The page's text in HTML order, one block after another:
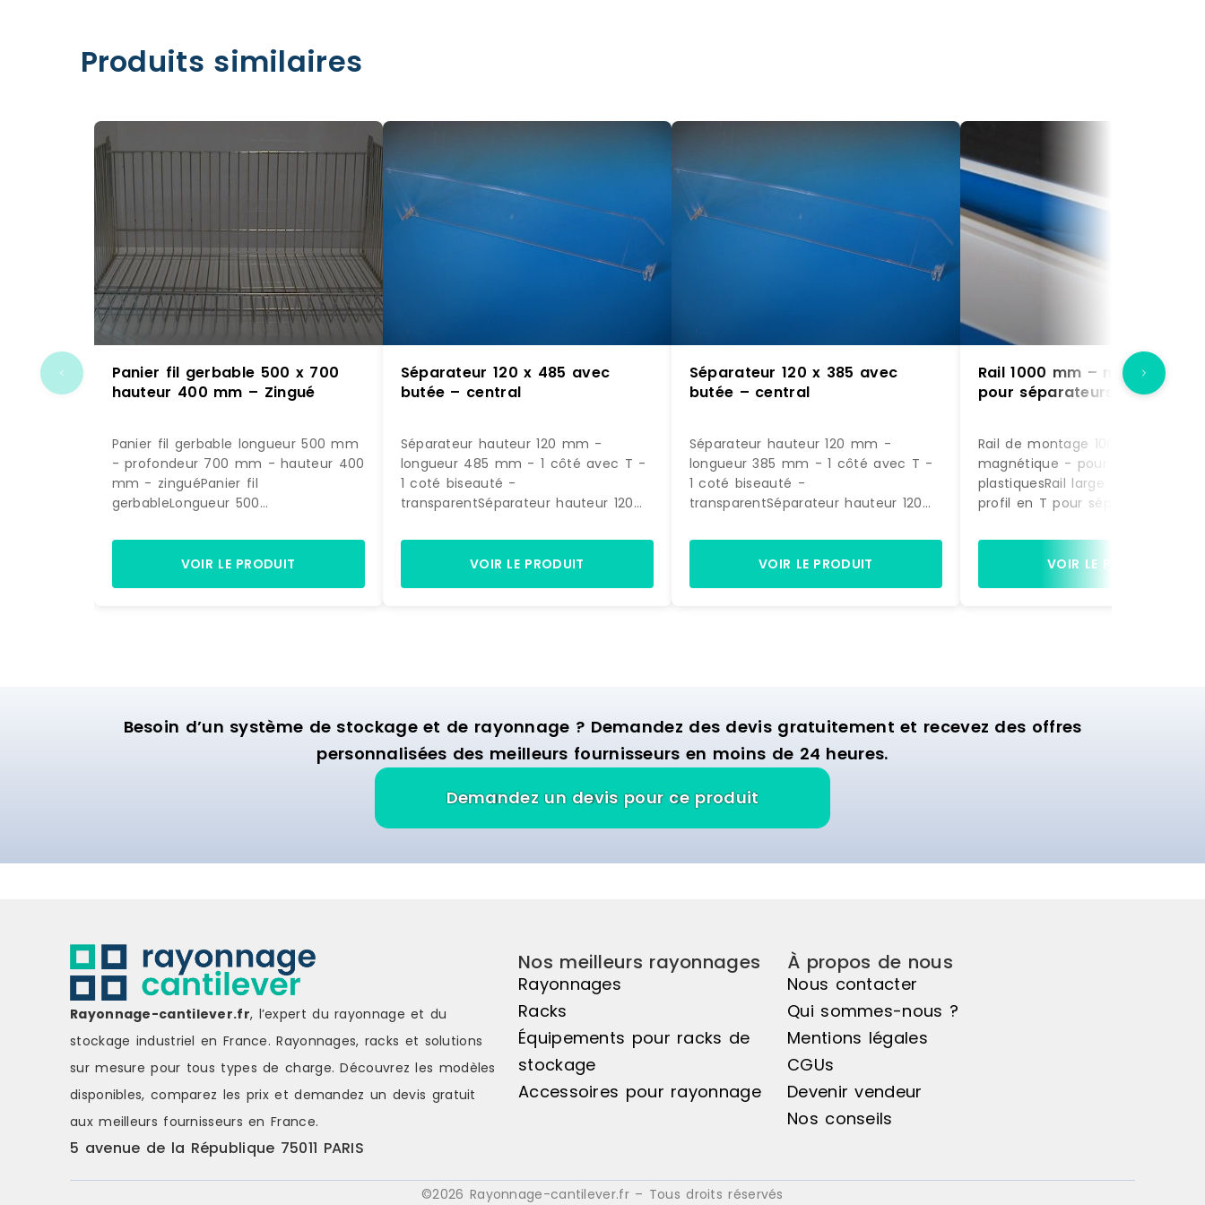
Produits similaires
Panier fil gerbable 500 x 700
hauteur 400 mm – Zingué
Panier fil gerbable longueur 500 mm
- profondeur 700 mm - hauteur 400
mm - zinguéPanier fil
gerbableLongueur 500
mmFinition: zinguée Peut être équipé
d'un porte-étiquette Fabrication en
UE Référence : FP 0050070 40 ZN
VOIR LE PRODUIT
Séparateur 120 x 485 avec
butée – central
Séparateur hauteur 120 mm -
longueur 485 mm - 1 côté avec T -
1 coté biseauté -
transparentSéparateur hauteur 120
T - 1 coté biseautépolycarbonate
injecté 3 mm - transparent A clipser
sur rail Fabriqué en
VOIR LE PRODUIT
Séparateur 120 x 385 avec
butée – central
Séparateur hauteur 120 mm -
longueur 385 mm - 1 côté avec T -
1 coté biseauté -
transparentSéparateur hauteur 120
T - 1 coté biseautépolycarbonate
injecté 3 mm - transparent A clipser
sur rail Fabriqué en EU SPIVIT120/385
VOIR LE PRODUIT
Rail 1000 mm – magnétique
pour séparateurs
Rail de montage 1000 mm -
magnétique - pour séparateurs
plastiquesRail large magnétique
profil en T pour séparateurs
Fabriqué en EU RAILMAG Référence :
RS 010001005 0000 Marque : SPI
VOIR LE PRODUIT
Besoin d’un système de stockage et de rayonnage ? Demandez des devis gratuitement et recevez des offres
personnalisées des meilleurs fournisseurs en moins de 24 heures.
Demandez un devis pour ce produit
Rayonnage-cantilever.fr, l’expert du rayonnage et du
stockage industriel en France. Rayonnages, racks et solutions
sur mesure pour tous types de charge.Découvrez les modèles
disponibles, comparez les prix et demandez un devis gratuit
aux meilleurs fournisseurs en France.
5 avenue de la République 75011 PARIS
Nos meilleurs rayonnages
Rayonnages
Racks
Équipements pour racks de
stockage
Accessoires pour rayonnage
À propos de nous
Nous contacter
Qui sommes-nous ?
Mentions légales
CGUs
Devenir vendeur
Nos conseils
©2026 Rayonnage-cantilever.fr – Tous droits réservés